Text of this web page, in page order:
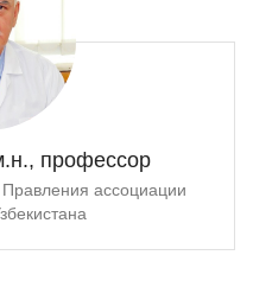
профессор
ассоциации